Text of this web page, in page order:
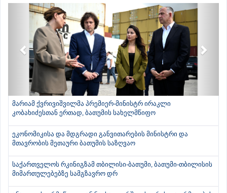
Previous
მარიამ ქვრივიშვილმა პრემიერ-მინისტრ ირაკლი
კობახიძესთან ერთად, ბათუმის სახელმწიფო
ეკონომიკისა და მდგრადი განვითარების მინისტრი და
მთავრობის მეთაური ბათუმის საზღვაო
საქართველოს რკინიგზამ თბილისი-ბათუმი, ბათუმი-თბილისის
მიმართულებებზე სამგზავრო დრ